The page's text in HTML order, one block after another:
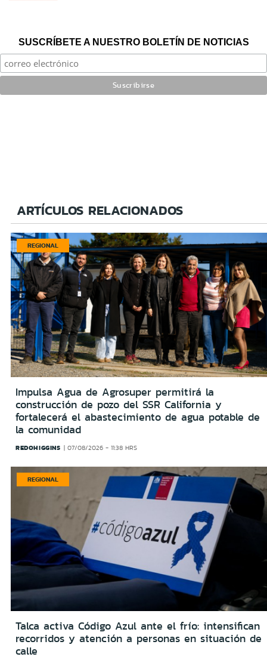
SUSCRÍBETE A NUESTRO BOLETÍN DE NOTICIAS
ARTÍCULOS RELACIONADOS
REGIONAL
Impulsa Agua de Agrosuper permitirá la
construcción de pozo del SSR California y
fortalecerá el abastecimiento de agua potable de
la comunidad
REDOHIGGINS 07/08/2026 - 11:38 HRS
REGIONAL
Talca activa Código Azul ante el frío: intensifican
recorridos y atención a personas en situación de
calle